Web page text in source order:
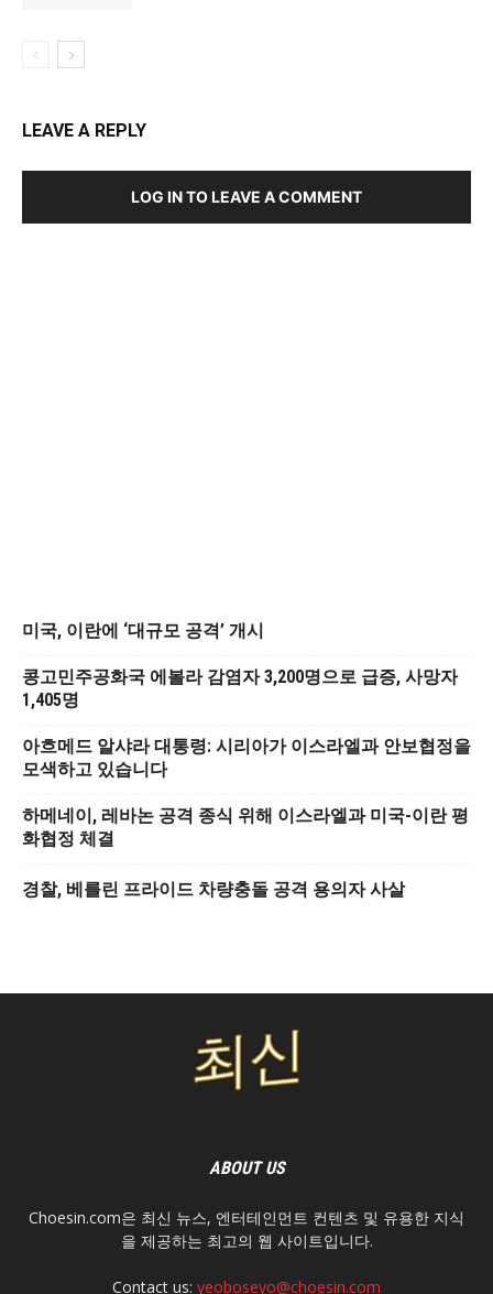
LEAVE A REPLY
LOG IN TO LEAVE A COMMENT
미국, 이란에 ‘대규모 공격’ 개시
콩고민주공화국 에볼라 감염자 3,200명으로 급증, 사망자
1,405명
아흐메드 알샤라 대통령: 시리아가 이스라엘과 안보협정을
모색하고 있습니다
하메네이, 레바논 공격 종식 위해 이스라엘과 미국-이란 평
화협정 체결
경찰, 베를린 프라이드 차량충돌 공격 용의자 사살
ABOUT US
Choesin.com은 최신 뉴스, 엔터테인먼트 컨텐츠 및 유용한 지식
을 제공하는 최고의 웹 사이트입니다.
Contact us: yeoboseyo@choesin.com